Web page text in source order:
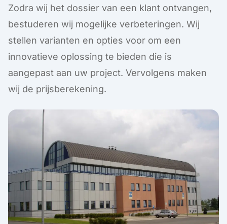
Zodra wij het dossier van een klant ontvangen,
bestuderen wij mogelijke verbeteringen. Wij
stellen varianten en opties voor om een
innovatieve oplossing te bieden die is
aangepast aan uw project. Vervolgens maken
wij de prijsberekening.